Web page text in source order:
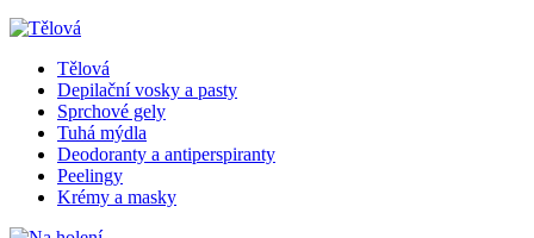
Tělová
Depilační vosky a pasty
Sprchové gely
Tuhá mýdla
Deodoranty a antiperspiranty
Peelingy
Krémy a masky